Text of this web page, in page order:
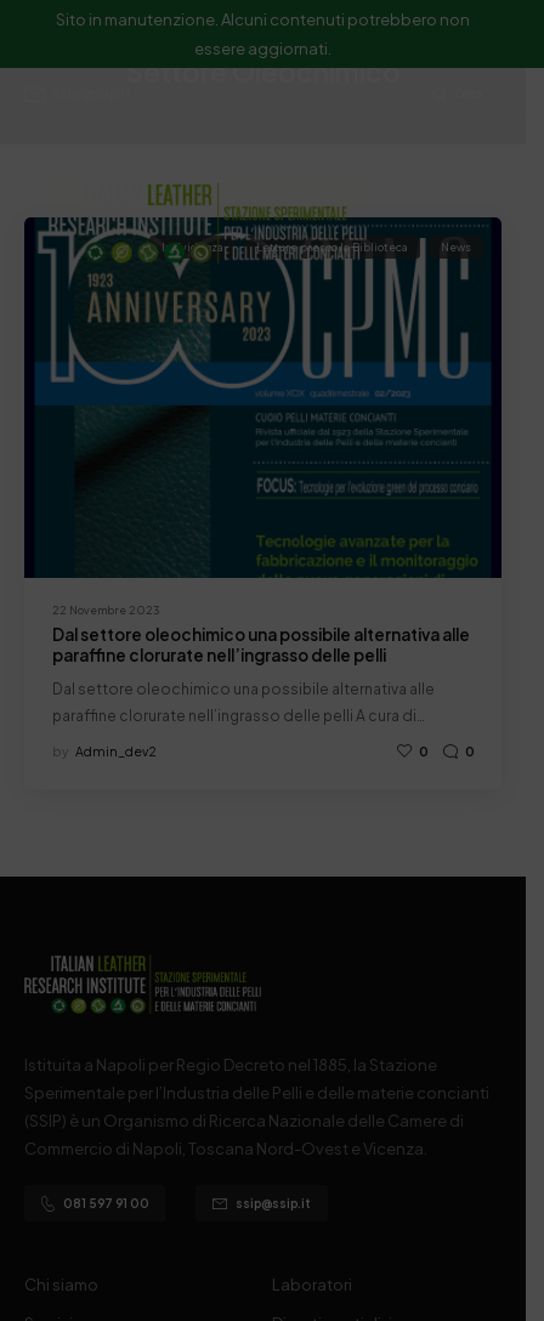
Sito in manutenzione. Alcuni contenuti potrebbero non
essere aggiornati.
Settore Oleochimico
22 Novembre 2023
In Evidenza Letture presso la Biblioteca News
Dal settore oleochimico una possibile alternativa alle
paraffine clorurate nell’ingrasso delle pelli
Dal settore oleochimico una possibile alternativa alle
paraffine clorurate nell’ingrasso delle pelli A cura di…
by Admin_dev2 0 0
Istituita a Napoli per Regio Decreto nel 1885, la Stazione
Sperimentale per l’Industria delle Pelli e delle materie concianti
(SSIP) è un Organismo di Ricerca Nazionale delle Camere di
Commercio di Napoli, Toscana Nord-Ovest e Vicenza.
081 597 91 00 ssip@ssip.it
Chi siamo
Laboratori